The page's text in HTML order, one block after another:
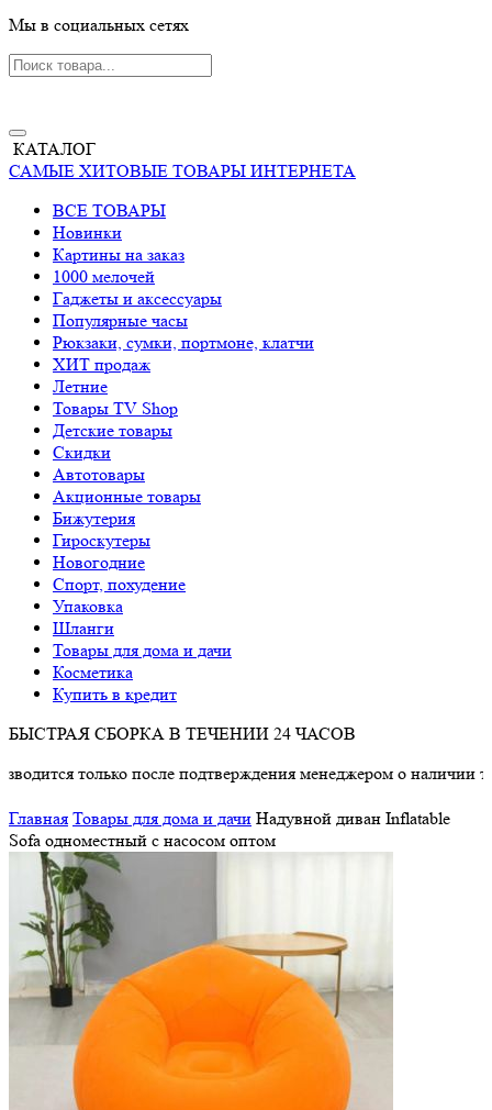
Мы в социальных сетях
КАТАЛОГ
САМЫЕ ХИТОВЫЕ ТОВАРЫ ИНТЕРНЕТА
ВСЕ ТОВАРЫ
Новинки
Картины на заказ
1000 мелочей
Гаджеты и аксессуары
Популярные часы
Рюкзаки, сумки, портмоне, клатчи
ХИТ продаж
Летние
Товары TV Shop
Детские товары
Cкидки
Автотовары
Акционные товары
Бижутерия
Гироскутеры
Новогодние
Спорт, похудение
Упаковка
Шланги
Товары для дома и дачи
Косметика
Купить в кредит
БЫСТРАЯ СБОРКА В ТЕЧЕНИИ 24 ЧАСОВ
только после подтверждения менеджером о наличии товара.
Главная Товары для дома и дачи Надувной диван Inflatable
Sofa одноместный с насосом оптом